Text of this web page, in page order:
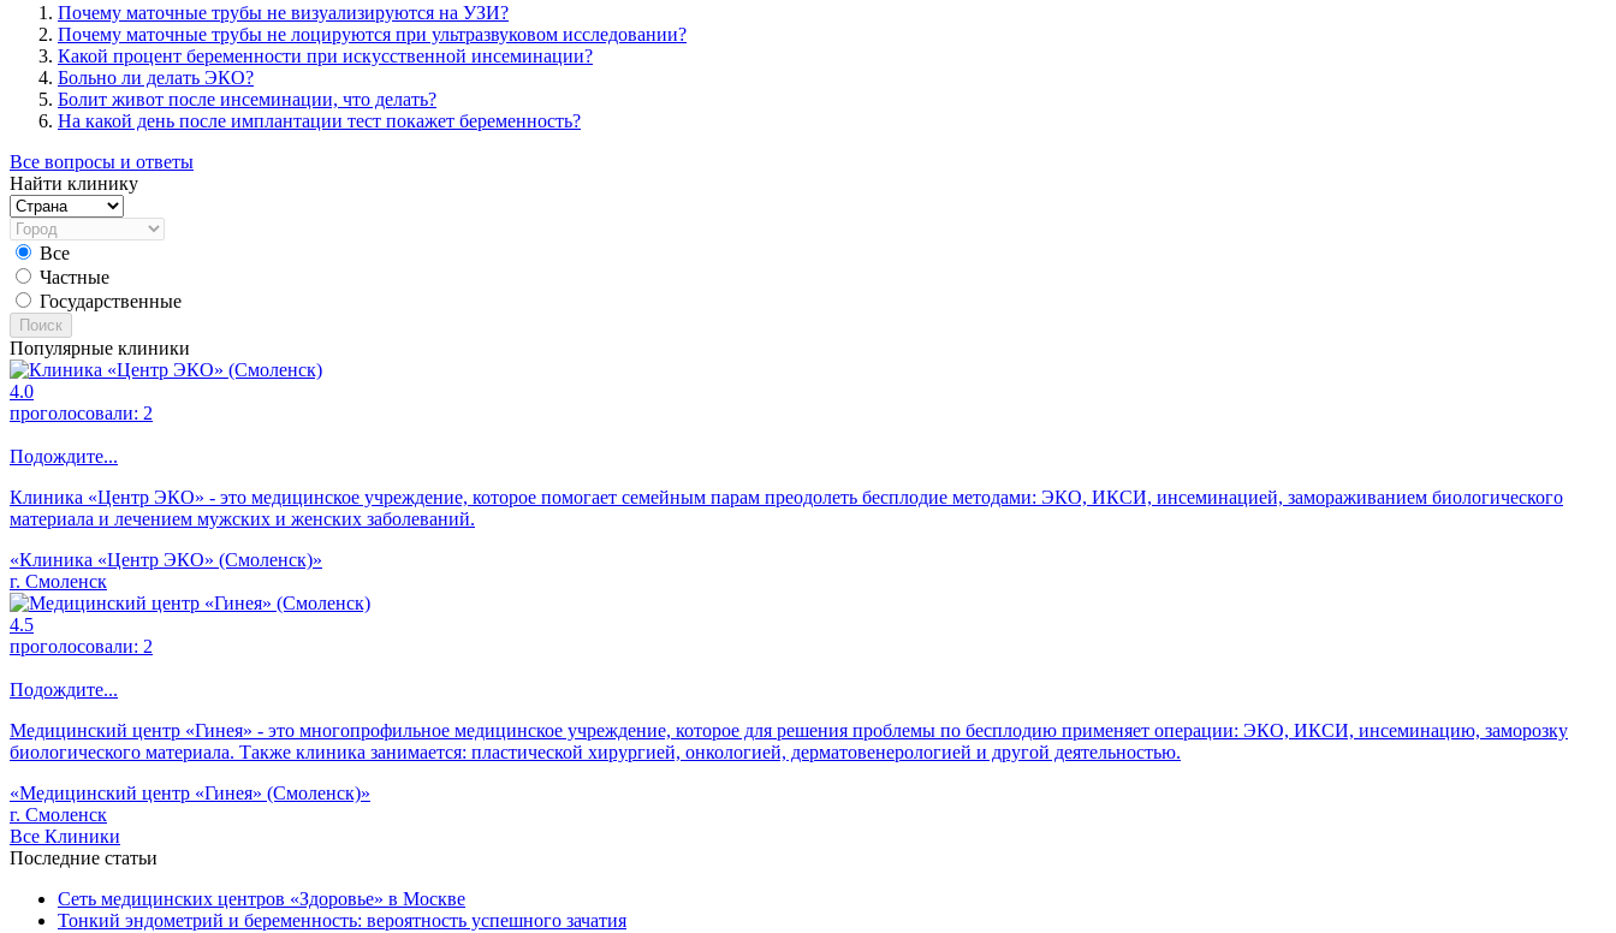
Почему маточные трубы не визуализируются на УЗИ?
Почему маточные трубы не лоцируются при ультразвуковом исследовании?
Какой процент беременности при искусственной инсеминации?
Больно ли делать ЭКО?
Болит живот после инсеминации, что делать?
На какой день после имплантации тест покажет беременность?
Все вопросы и ответы
Найти клинику
Все
Частные
Государственные
Поиск
Популярные клиники
4.0
проголосовали: 2
Подождите...
Клиника «Центр ЭКО» - это медицинское учреждение, которое помогает семейным парам преодолеть бесплодие методами: ЭКО, ИКСИ, инсеминацией, замораживанием биологического
материала и лечением мужских и женских заболеваний.
«Клиника «Центр ЭКО» (Смоленск)»
г. Смоленск
4.5
проголосовали: 2
Подождите...
Медицинский центр «Гинея» - это многопрофильное медицинское учреждение, которое для решения проблемы по бесплодию применяет операции: ЭКО, ИКСИ, инсеминацию, заморозку
биологического материала. Также клиника занимается: пластической хирургией, онкологией, дерматовенерологией и другой деятельностью.
«Медицинский центр «Гинея» (Смоленск)»
г. Смоленск
Все Клиники
Последние статьи
Сеть медицинских центров «Здоровье» в Москве
Тонкий эндометрий и беременность: вероятность успешного зачатия